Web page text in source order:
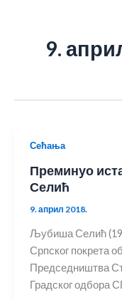
9.
Сећања
Преминуо
Селић
9. април 2018.
Љубиша Селић
Српског покрета
Председништва
Градског одбора